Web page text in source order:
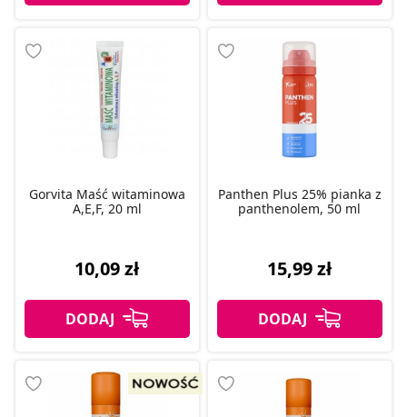
Gorvita Maść witaminowa
A,E,F, 20 ml
10,09 zł
Panthen Plus 25% pianka z
panthenolem, 50 ml
15,99 zł